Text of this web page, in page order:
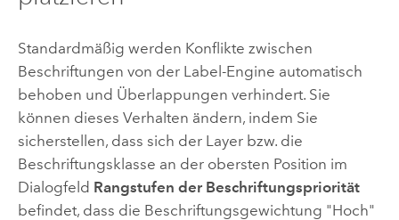
Standardmäßig werden Konflikte zwischen
Beschriftungen von der Label-Engine automatisch
behoben und Überlappungen verhindert. Sie
können dieses Verhalten ändern, indem Sie
sicherstellen, dass sich der Layer bzw. die
Beschriftungsklasse an der obersten Position im
Dialogfeld Rangstufen der Beschriftungspriorität
befindet, dass die Beschriftungsgewichtung "Hoch"